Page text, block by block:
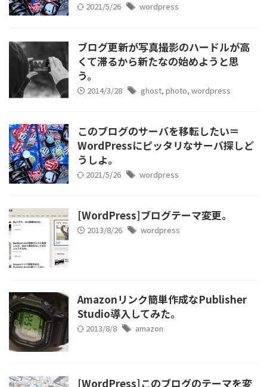
2021/5/26 wordpress
ブログ更新が写真撮影のハードルが高
くて滞るから新たなの始めようと思
う。
2014/3/28 ghost, photo, wordpress
このブログのサーバを移転したい＝
WordPressにピッタリなサーバ探しど
うしよ。
2021/5/26 wordpress
[WordPress]ブログテーマ変更。
2013/8/26 wordpress
Amazonリンク簡単作成なPublisher
Studio導入してみた。
2013/8/8 amazon
[WordPress]このブログのテーマを変